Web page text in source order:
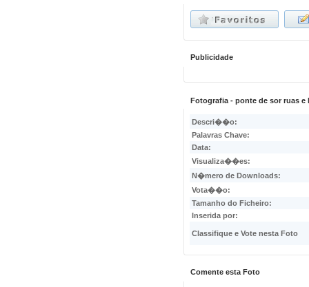
Publicidade
Fotografia - ponte de sor ruas
Descri��o:
Palavras Chave:
Data:
Visualiza��es:
N�mero de Downloads:
Vota��o:
Tamanho do Ficheiro:
Inserida por:
Classifique e Vote nesta Foto
Comente esta Foto